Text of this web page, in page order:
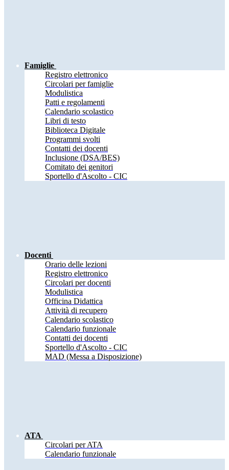
Famiglie
Registro elettronico
Circolari per famiglie
Modulistica
Patti e regolamenti
Calendario scolastico
Libri di testo
Biblioteca Digitale
Programmi svolti
Contatti dei docenti
Inclusione (DSA/BES)
Comitato dei genitori
Sportello d'Ascolto - CIC
Docenti
Orario delle lezioni
Registro elettronico
Circolari per docenti
Modulistica
Officina Didattica
Attività di recupero
Calendario scolastico
Calendario funzionale
Contatti dei docenti
Sportello d'Ascolto - CIC
MAD (Messa a Disposizione)
ATA
Circolari per ATA
Calendario funzionale